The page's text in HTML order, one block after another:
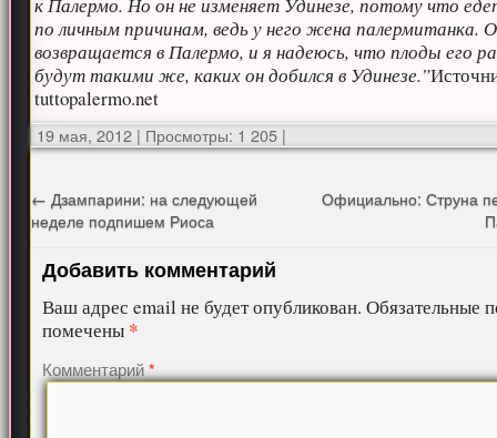
по личным причинам, ведь у него жена палермитанка.
возвращается в Палермо, и я надеюсь, что плоды его
будут такими же, каких он добился в Удинезе.”
tuttopalermo.net
19 мая, 2012 | Просмотры: 1 205 |
← Дзампарини: на следующей
неделе подпишем Риоса
Официально: Струна
Добавить комментарий
Ваш адрес email не будет опубликован. Обязательные
помечены *
Комментарий*